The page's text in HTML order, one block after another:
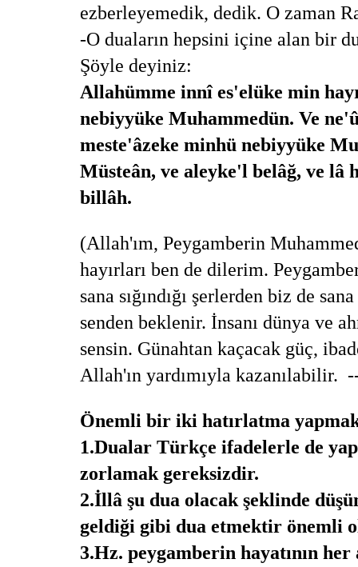
ezberleyemedik, dedik. O zaman
-O duaların hepsini içine alan bir
Şöyle deyiniz:
Allahümme innî es'elüke min
nebiyyüke Muhammedün. Ve
meste'âzeke minhü nebiyyüke
Müsteân, ve aleyke'l belâğ, ve lâ
billâh.
(Allah'ım, Peygamberin
hayırları ben de dilerim.
sana sığındığı şerlerden biz de
senden beklenir. İnsanı dünya ve
sensin. Günahtan kaçacak güç,
Allah'ın yardımıyla kazanılabilir.
Önemli bir iki hatırlatma
1.Dualar Türkçe ifadelerle de
zorlamak gereksizdir.
2.İllâ şu dua olacak şeklinde
geldiği gibi dua etmektir önemli
3.Hz. peygamberin hayatının her